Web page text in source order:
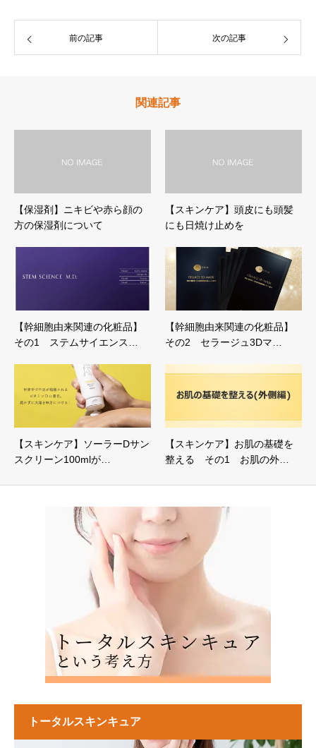
前の記事 次の記事
関連記事
【保湿剤】ニキビや赤ら顔の
方の保湿剤について
【スキンケア】頭皮にも頭髪
にも日焼け止めを
【幹細胞由来関連の化粧品】
その1 ステムサイエンス…
【幹細胞由来関連の化粧品】
その2 セラージュ3Dマ…
【スキンケア】ソーラーDサン
スクリーン100mlが…
【スキンケア】お肌の基礎を
整える その1 お肌の外…
トータルスキンキュア